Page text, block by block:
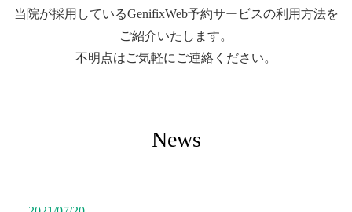
当院が採用しているGenifixWeb予約サービスの利用方法を
ご紹介いたします。
不明点はご気軽にご連絡ください。
News